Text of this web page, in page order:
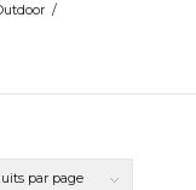
/
par page